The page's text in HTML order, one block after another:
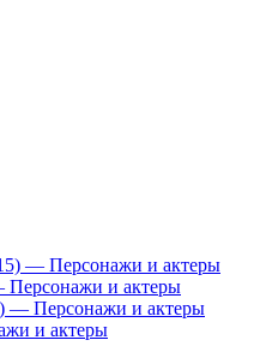
— Персонажи и актеры
и актеры
— Персонажи и актеры
и актеры